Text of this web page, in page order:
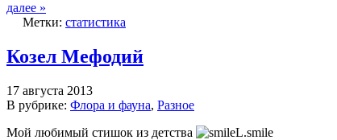
далее »
Метки: статистика
Козел Мефодий
17 августа 2013
В рубрике: Флора и фауна, Разное
Мой любимый стишок из детства